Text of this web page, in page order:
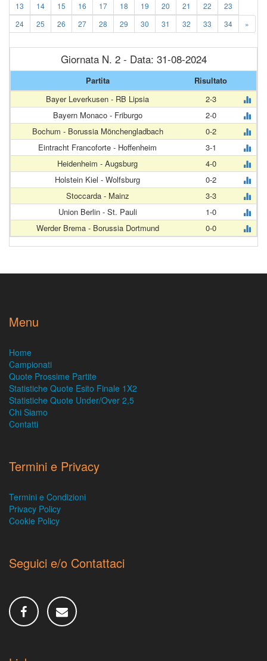
13
14 15 16 17 18 19 20 21 22
23
24
25 26 27 28 29 30 31 32 33 34 »
Giornata N. 2 - Data: 31-08-2024
Partita
Risultato
Bayer Leverkusen - RB Lipsia
2-3
Bayern Monaco - Friburgo
2-0
Bochum - Borussia Mönchengladbach
0-2
Eintracht Francoforte - Hoffenheim
3-1
Heidenheim - Augsburg
4-0
Holstein Kiel - Wolfsburg
0-2
Stoccarda - Mainz
3-3
Union Berlin - St. Pauli
1-0
Werder Brema - Borussia Dortmund
0-0
Menu
Home
Campionati
Quote Prossime Partite
Statistiche Quote Esito Finale 1X2
Statistiche Quote Under/Over 2,5
Chi Siamo
Contatti
Termini e Privacy
Termini e Condizioni
Privacy Policy
Cookie Policy
Seguici e/o Contattaci